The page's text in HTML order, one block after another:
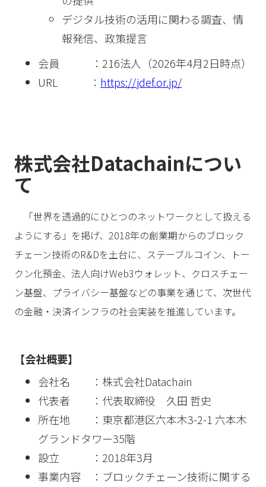
デジタル技術の活用に関わる調査、情
報発信、政策提言
会員 ：216法人（2026年4月2日時点）
URL ： https://jdef.or.jp/
株式会社Datachainについ
て
「世界を透過的にひとつのネットワークとして扱える
ようにする」を掲げ、2018年の創業期からのブロック
チェーン技術のR&Dを土台に、ステーブルコイン、トー
クン化預金、法人向けWeb3ウォレット、クロスチェー
ン基盤、プライバシー基盤などの事業を通じて、次世代
の金融・決済インフラの社会実装を推進しています。
【会社概要】
会社名 ：株式会社Datachain
代表者 ：代表取締役 久田 哲史
所在地 ：東京都港区六本木3-2-1 六本木
グランドタワー35階
設立 ：2018年3月
事業内容 ：ブロックチェーン技術に関する